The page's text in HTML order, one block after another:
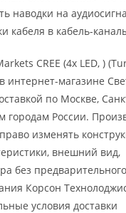
наводки на
кабеля в кабель-
CREE (4x LED, )
интернет-магазине
по Москве,
городам России.
изменять
внешний вид,
без предварительного
Корсон
условия доставки